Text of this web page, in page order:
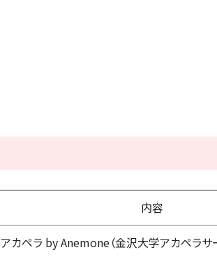
内容
アカペラ by Anemone（金沢大学アカペラサ